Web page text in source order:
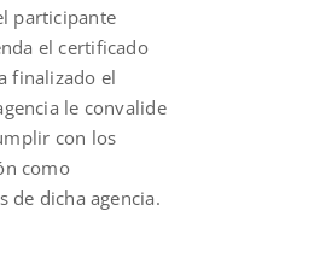
participante
el certificado
finalizado el
le convalide
con los
como
de dicha agencia.